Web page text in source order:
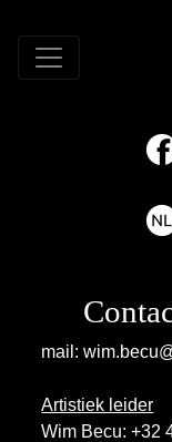
mail:
Artistiek leider
Wim Becu: +32